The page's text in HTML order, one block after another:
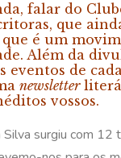
falar do
que
que é um
Além da
eventos de
newsletter
vossos.
surgiu com 12